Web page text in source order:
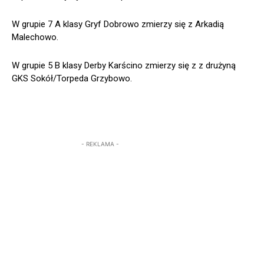
W grupie 7 A klasy Gryf Dobrowo zmierzy się z Arkadią
Malechowo.
W grupie 5 B klasy Derby Karścino zmierzy się z z drużyną
GKS Sokół/Torpeda Grzybowo.
- REKLAMA -